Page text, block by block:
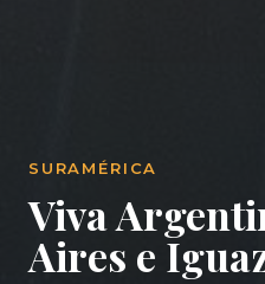
SURAMÉRICA
Viva
Aires e